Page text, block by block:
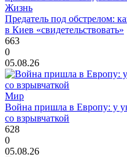
Жизнь
Предатель под обстрелом:
в Киев «свидетельствовать»
663
0
05.08.26
Мир
Война пришла в Европу: у
со взрывчаткой
628
0
05.08.26